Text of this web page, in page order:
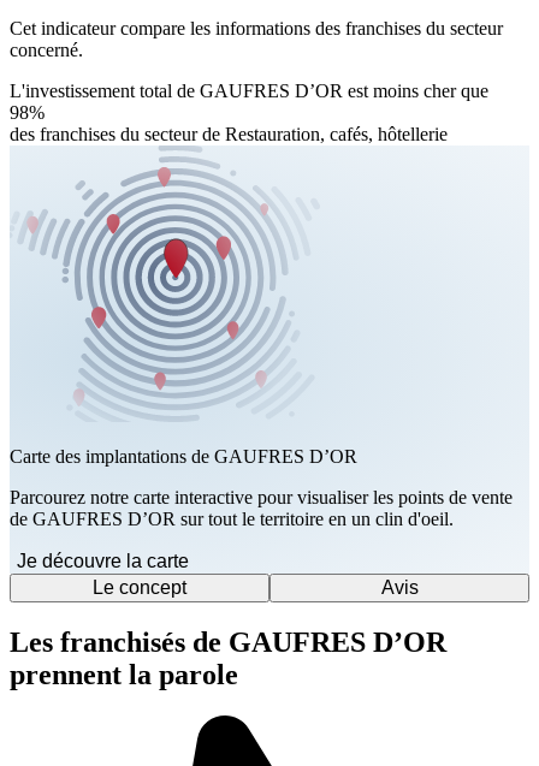
Cet indicateur compare les informations des franchises du secteur
concerné.
L'investissement total de GAUFRES D’OR est moins cher que
98%
des franchises du secteur de Restauration, cafés, hôtellerie
Carte des implantations de GAUFRES D’OR
Parcourez notre carte interactive pour visualiser les points de vente
de GAUFRES D’OR sur tout le territoire en un clin d'oeil.
Je découvre la carte
Le concept
Avis
Les franchisés de GAUFRES D’OR
prennent la parole